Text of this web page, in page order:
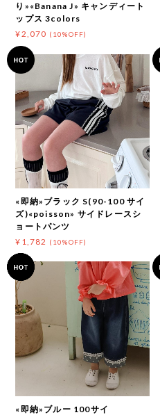
り»«Banana J» キャンディート
ップス 3colors
¥2,070 (10%OFF)
«即納»ブラック S(90-100 サイ
ズ)«poisson» サイドレースシ
ョートパンツ
¥1,782 (10%OFF)
«即納»ブルー 100サイ